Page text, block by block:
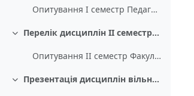
Опитування І семестр Педагогічний факультет
Згорнути Перелік дисциплін ІІ семестр скорочений термін навчання Факультет фізичного виховання та спорту
Опитування ІІ семестр Факультет фізичного виховання та спорту
Згорнути Презентація дисциплін вільного вибору